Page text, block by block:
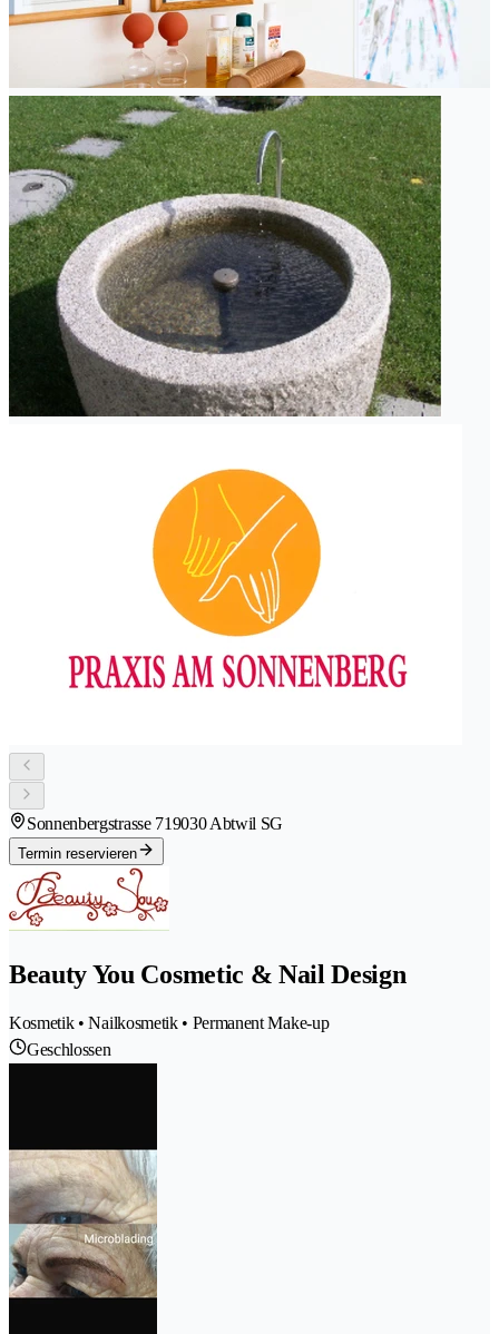
Sonnenbergstrasse 719030 Abtwil SG
Termin reservieren
Beauty You Cosmetic & Nail Design
Kosmetik • Nailkosmetik • Permanent Make-up
Geschlossen